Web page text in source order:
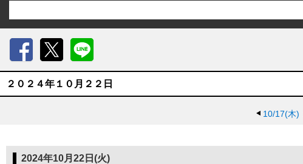
２０２４年１０月２２日
10/17(木)
2024年10月22日(火)